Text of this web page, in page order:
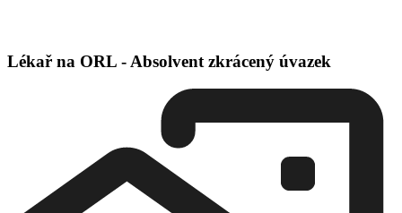
Lékař na ORL - Absolvent zkrácený úvazek